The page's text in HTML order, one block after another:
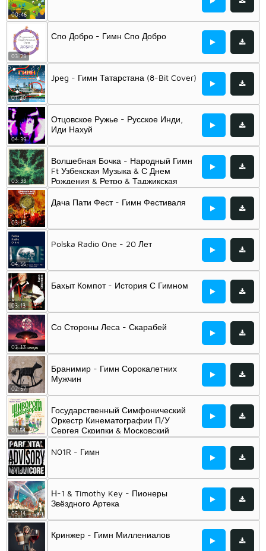
00:46
03:23
Спо Добро - Гимн Спо Добро
01:20
Jpeg - Гимн Татарстана (8-Bit Cover)
04:39
Отцовское Ружье - Русское Инди,
Иди Нахуй
03:33
Волшебная Бочка - Народный Гимн
Ft Узбекская Музыка & С Днем
Рождения & Ретро & Таджикская
Музыка & Казахские Песни &
Славяне & And Азербайджанская
03:15
Дача Пати Фест - Гимн Фестиваля
04:56
Polska Radio One - 20 Лет
03:13
Бахыт Компот - История С Гимном
03:17
Со Стороны Леса - Скарабей
02:57
Бранимир - Гимн Сорокалетних
Мужчин
01:54
Государственный Симфонический
Оркестр Кинематографии П/У
Сергея Скрипки & Московский
Хоровой Ансамбль Духовной Музыки
«Благовест» - Гимн Любви
01:02
N01R - Гимн
05:14
Н-1 & Timothy Key - Пионеры
Звёздного Артека
Кринжер - Гимн Миллениалов